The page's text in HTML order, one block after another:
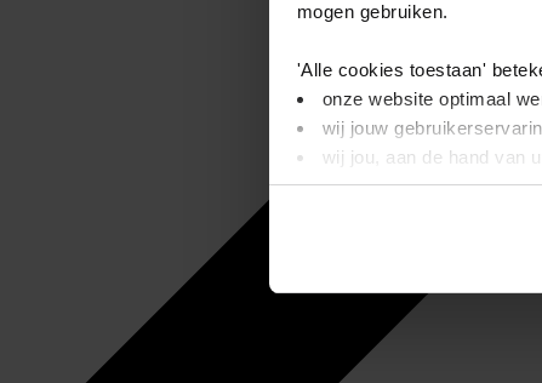
mogen gebruiken.
'Alle cookies toestaan'
onze website optimaal
wij jouw
wij jou, aan de hand van
je onze video’s niet
Dit bericht verdwijnt zodra
informatie. Op deze pagina